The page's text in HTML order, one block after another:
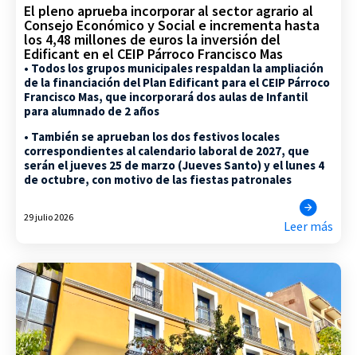
El pleno aprueba incorporar al sector agrario al
Consejo Económico y Social e incrementa hasta
los 4,48 millones de euros la inversión del
Edificant en el CEIP Párroco Francisco Mas
• Todos los grupos municipales respaldan la ampliación
de la financiación del Plan Edificant para el CEIP Párroco
Francisco Mas, que incorporará dos aulas de Infantil
para alumnado de 2 años
• También se aprueban los dos festivos locales
correspondientes al calendario laboral de 2027, que
serán el jueves 25 de marzo (Jueves Santo) y el lunes 4
de octubre, con motivo de las fiestas patronales
29 julio 2026
Leer más